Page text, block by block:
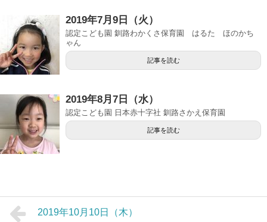
2019年7月9日（火）
認定こども園 釧路わかくさ保育園 はるた ほのかち
ゃん
記事を読む
2019年8月7日（水）
認定こども園 日本赤十字社 釧路さかえ保育園
記事を読む
2019年10月10日（木）